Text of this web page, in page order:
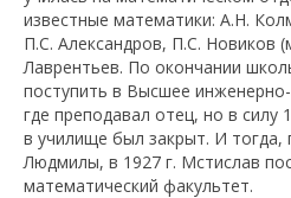
известные математики: А.Н.
П.С. Александров, П.С.
Лаврентьев. По окончании
поступить в Высшее
где преподавал отец, но в силу
в училище был закрыт. И тогда,
Людмилы, в 1927 г. Мстислав
математический факультет.